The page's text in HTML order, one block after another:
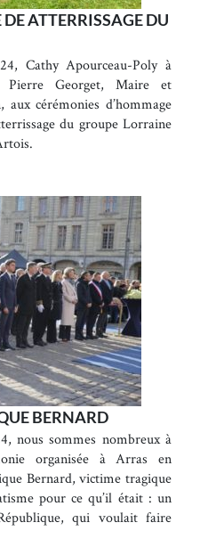
ATTERRISSAGE DU
Cathy Apourceau-Poly à
Pierre Georget, Maire et
cérémonies d’hommage
du groupe Lorraine
BERNARD
nous sommes nombreux à
organisée à Arras en
Bernard, victime tragique
pour ce qu’il était : un
qui voulait faire